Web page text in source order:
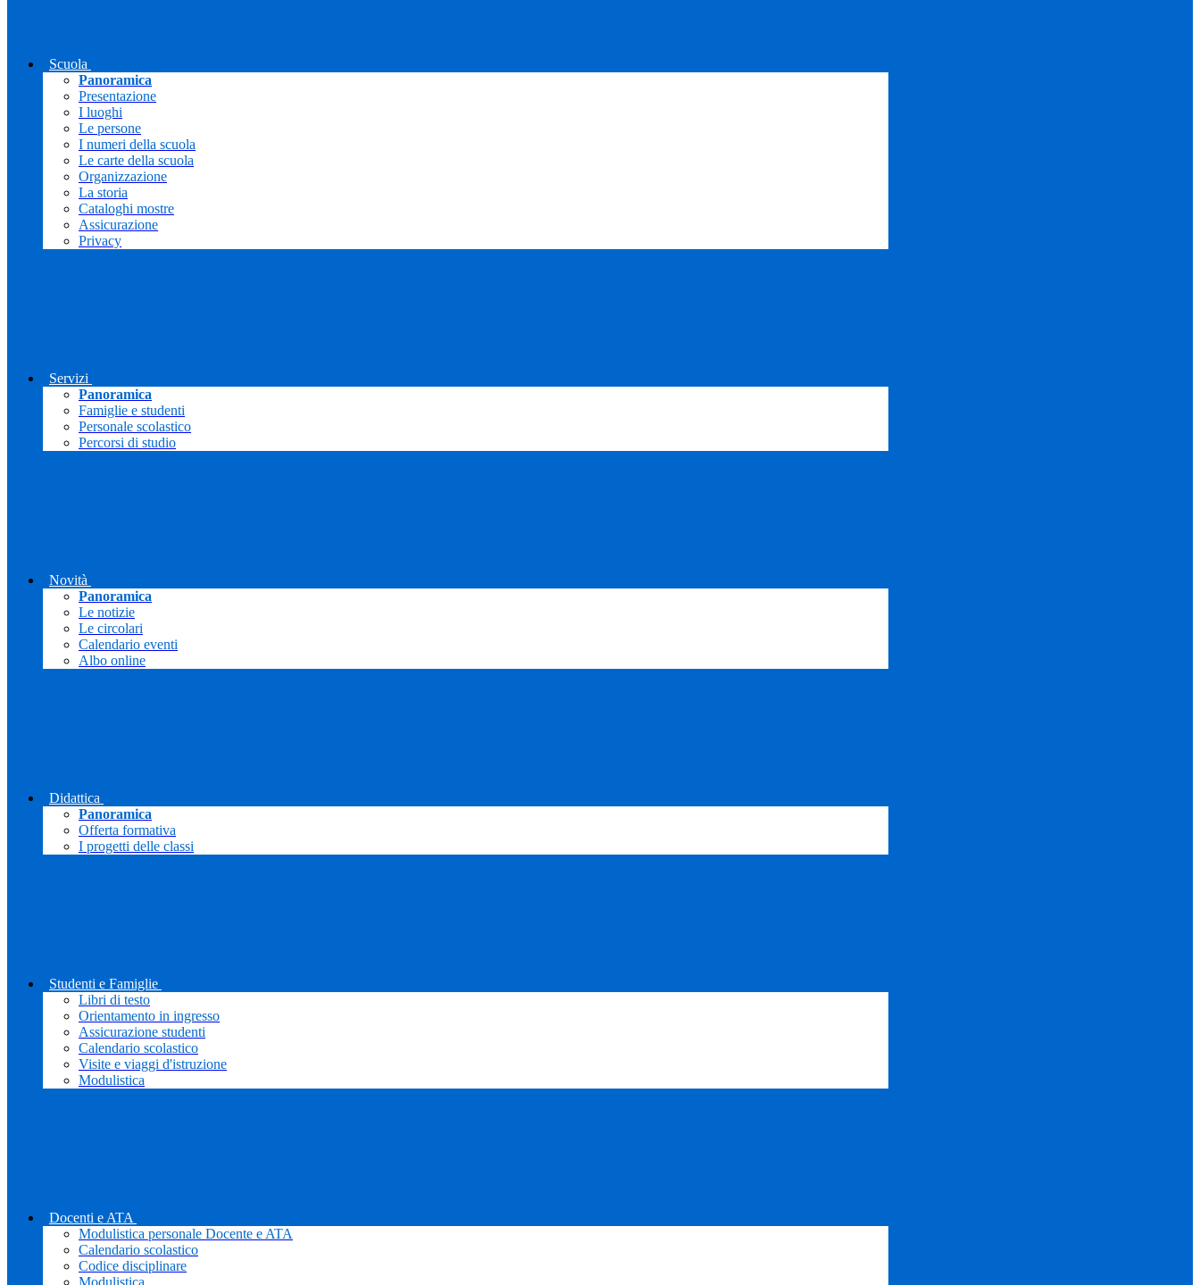
Scuola
Panoramica
Presentazione
I luoghi
Le persone
I numeri della scuola
Le carte della scuola
Organizzazione
La storia
Cataloghi mostre
Assicurazione
Privacy
Servizi
Panoramica
Famiglie e studenti
Personale scolastico
Percorsi di studio
Novità
Panoramica
Le notizie
Le circolari
Calendario eventi
Albo online
Didattica
Panoramica
Offerta formativa
I progetti delle classi
Studenti e Famiglie
Libri di testo
Orientamento in ingresso
Assicurazione studenti
Calendario scolastico
Visite e viaggi d'istruzione
Modulistica
Docenti e ATA
Modulistica personale Docente e ATA
Calendario scolastico
Codice disciplinare